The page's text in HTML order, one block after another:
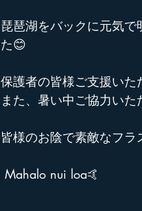
琵琶湖をバックに元気
た😊
保護者の皆様ご支援いた
また、暑い中ご協力い
皆様のお陰で素敵なフラ
Mahalo nui loa🤙